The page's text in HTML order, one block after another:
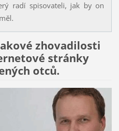
radí spisovateli, jak by on
zhovadilosti
stránky
otců.